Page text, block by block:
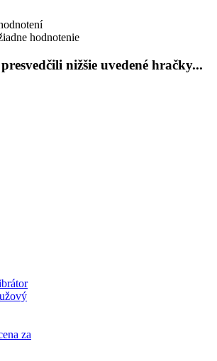
hodnotenie
nižšie uvedené hračky...
za